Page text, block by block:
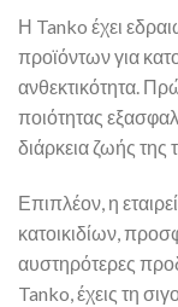
Η Tanko έχει
προϊόντων για
ανθεκτικότητα.
ποιότητας
διάρκεια ζωής της
Επιπλέον, η
κατοικιδίων,
αυστηρότερες
Tanko, έχεις τη